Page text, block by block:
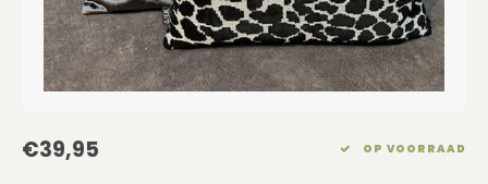
Eetkamerstoelen
Barkrukken
Rechthoekige Lampenkappen
Schuine Lampenkappen
Kussens Roze
Kussens Goud
Kaarsen
Dienbladen / Schalen
€39,95 OP VOORRAAD